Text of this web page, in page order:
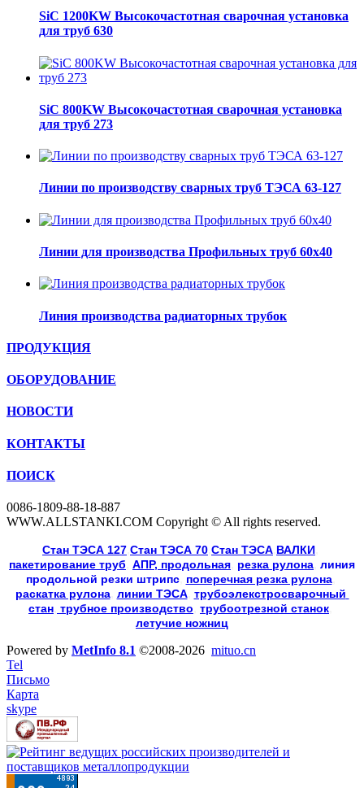
SiC 1200KW Высокочастотная сварочная установка
для труб 630
SiC 800KW Высокочастотная сварочная установка
для труб 273
Линии по производству сварных труб ТЭСА 63-127
Линии для производства Профильных труб 60х40
Линия производства радиаторных трубок
ПРОДУКЦИЯ
ОБОРУДОВАНИЕ
НОВОСТИ
КОНТАКТЫ
ПОИСК
0086-1809-88-18-887
WWW.ALLSTANKI.COM Copyright © All rights reserved.
Cтан ТЭСА 127 Cтан ТЭСА 70 Cтан ТЭСА ВАЛКИ
пакетирование труб АПР, продольная резка рулона линия
продольной резки штрипс, поперечная резка рулона
раскатка рулона, линии ТЭСА, трубоэлекстросварочный
стан трубное производство трубоотрезной станок
летучие ножниц
Powered by MetInfo 8.1 ©2008-2026 mituo.cn
Tel
Письмо
Карта
skype